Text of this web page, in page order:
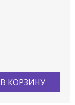
В КОРЗИНУ